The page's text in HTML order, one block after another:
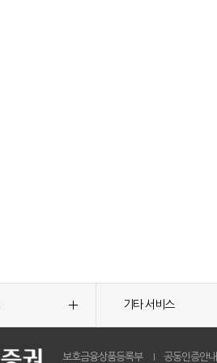
기타 서비스
보호금융상품등록부 공동인증안내